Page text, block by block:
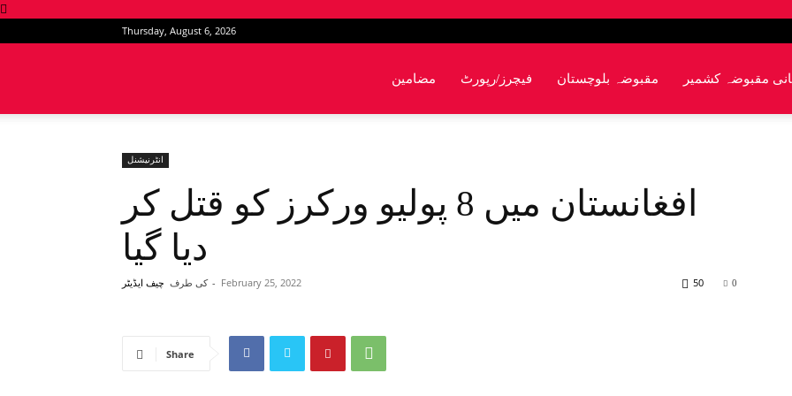
Thursday, August 6, 2026
مضامین فیچرز/رپورٹ مقبوضہ بلوچستان مقبوضہ کشمیر
انٹرنیشنل
افغانستان میں 8 پولیو ورکرز کو قتل کر
دیا گیا
کی طرف چیف ایڈیٹر - February 25, 2022 0
50
Share